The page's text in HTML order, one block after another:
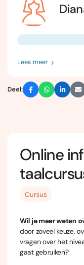
Online
Cursus
Wil je meer weten
door zoveel keuze,
vragen over het
gaat gebruiken?
Lees meer
Deel: